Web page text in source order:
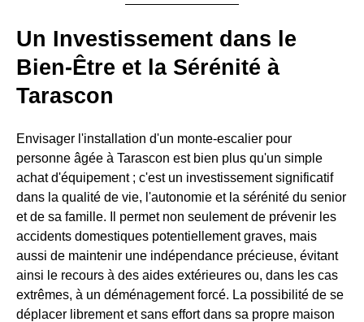
Un Investissement dans le
Bien-Être et la Sérénité à
Tarascon
Envisager l'installation d'un monte-escalier pour
personne âgée à Tarascon est bien plus qu'un simple
achat d'équipement ; c'est un investissement significatif
dans la qualité de vie, l'autonomie et la sérénité du senior
et de sa famille. Il permet non seulement de prévenir les
accidents domestiques potentiellement graves, mais
aussi de maintenir une indépendance précieuse, évitant
ainsi le recours à des aides extérieures ou, dans les cas
extrêmes, à un déménagement forcé. La possibilité de se
déplacer librement et sans effort dans sa propre maison